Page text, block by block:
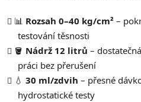
📊 Rozsah 0–40 kg/cm² –
testování těsnosti
🪣 Nádrž 12 litrů –
práci bez přerušení
💧 30 ml/zdvih – přesné
hydrostatické testy